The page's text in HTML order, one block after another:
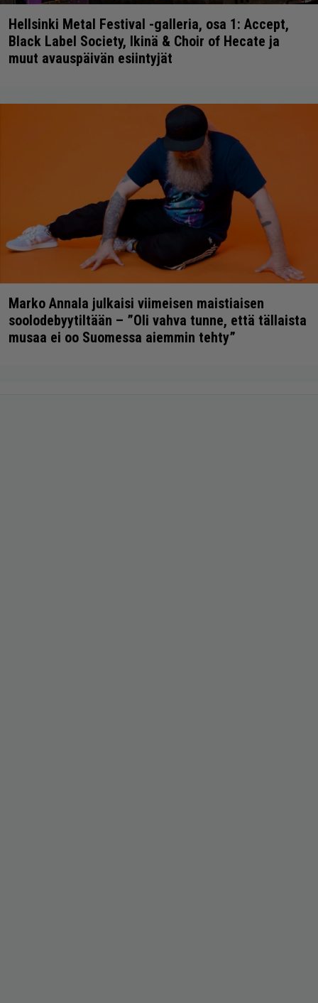
Hellsinki Metal Festival -galleria, osa 1: Accept,
Black Label Society, Ikinä & Choir of Hecate ja
muut avauspäivän esiintyjät
Marko Annala julkaisi viimeisen maistiaisen
soolodebyytiltään – ”Oli vahva tunne, että tällaista
musaa ei oo Suomessa aiemmin tehty”